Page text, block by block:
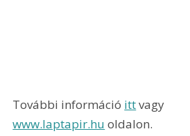
További információ itt vagy
www.laptapir.hu oldalon.